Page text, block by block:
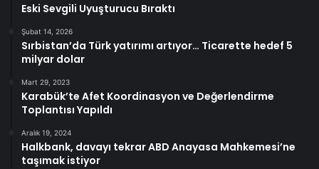
Eski Sevgili Uyuşturucu Bıraktı
Şubat 14, 2026
Sırbistan’da Türk yatırımı artıyor… Ticarette hedef 5
milyar dolar
Mart 29, 2023
Karabük’te Afet Koordinasyon ve Değerlendirme
Toplantısı Yapıldı
Aralık 19, 2024
Halkbank, davayı tekrar ABD Anayasa Mahkemesi’ne
taşımak istiyor